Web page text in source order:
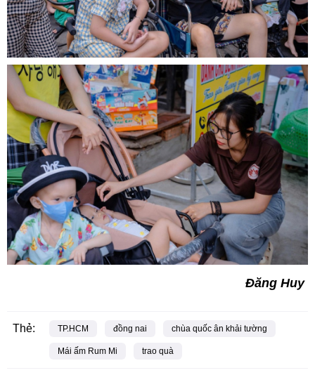
Đăng Huy
Thẻ: TP.HCM đồng nai chùa quốc ân khải tường
Mái ấm Rum Mi trao quà